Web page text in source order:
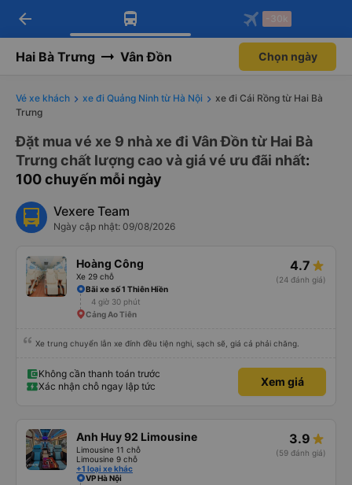
Tải app Vexere ngay!
Nhận ưu đãi thành viên độc
Mở app
Tải app Vexere
-30k/ghế khi đặt vé máy bay qua
Mở app
arrow_back -30k
Hai Bà Trưng Vân Đồn Chọn ngày
Vé xe khách xe đi Quảng Ninh từ Hà Nội
xe đi Cái Rồng từ Hai Bà
Trưng
Đặt mua vé xe 9 nhà xe đi Vân Đồn từ Hai Bà
Trưng chất lượng cao và giá vé ưu đãi nhất:
100 chuyến mỗi ngày
Vexere Team
Ngày cập nhật: 09/08/2026
Hoàng Công
Xe 29 chỗ
4.7
(24 đánh giá)
Bãi xe số 1 Thiên Hiền
4 giờ 30 phút
Cảng Ao Tiên
Xe trung chuyển lẫn xe đính đều tiện nghi, sạch sẽ, giá cả phải chăng.
Không cần thanh toán trước
Xác nhận chỗ ngay lập tức
Xem giá
Anh Huy 92 Limousine
Limousine 11 chỗ
Limousine 9 chỗ
+1 loại xe khác
3.9
(59 đánh giá)
VP Hà Nội